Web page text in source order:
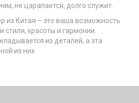
не царапается, долго служит.
из Китая – это ваша возможность
стиля, красоты и гармонии.
из деталей, а эта
из них.